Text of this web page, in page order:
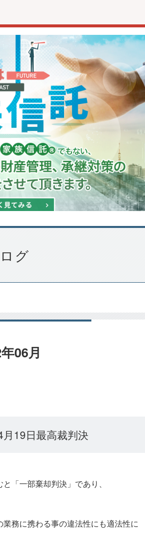
グ
06月
19日最高裁判決
「一部棄却判決」であり、
務に携わる事の違法性にも適法性に